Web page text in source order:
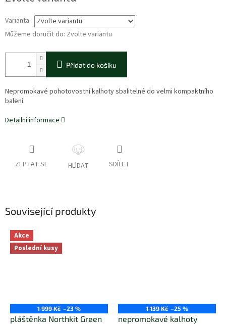
Varianta
Můžeme doručit do: Zvolte variantu
Přidat do košíku
Nepromokavé pohotovostní kalhoty sbalitelné do velmi kompaktního
balení.
Detailní informace
ZEPTAT SE HLÍDAT SDÍLET
Související produkty
Akce
Poslední kusy
1 999 Kč –23 %
pláštěnka Northkit Green
1 139 Kč –25 %
nepromokavé kalhoty